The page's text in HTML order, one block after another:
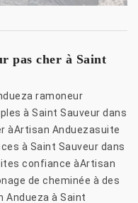
pas cher à Saint
ramoneur
à Saint Sauveur dans
àArtisan Anduezasuite
à Saint Sauveur dans
confiance àArtisan
de cheminée à des
Andueza à Saint